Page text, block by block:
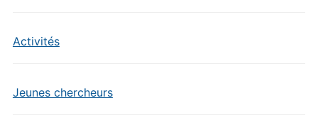
Activités
Jeunes chercheurs